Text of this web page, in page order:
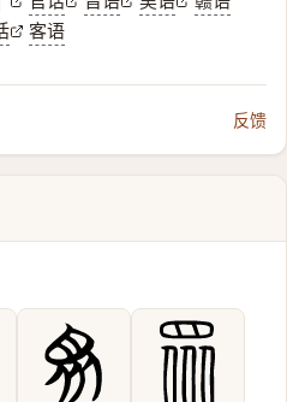
客语
反馈